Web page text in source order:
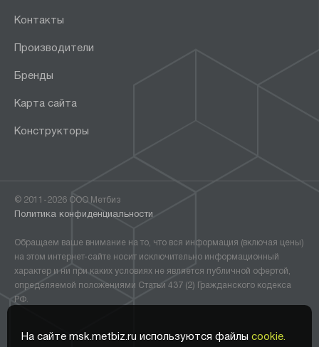
На сайте msk.metbiz.ru используются файлы cookie.
Контакты
Производители
Бренды
Карта сайта
Конструкторы
© 2011-2026 ООО Метбиз
Политика конфиденциальности
Обращаем ваше внимание на то, что вся информация (включая цены)
на этом интернет-сайте носит исключительно информационный
характер и ни при каких условиях не является публичной офертой,
определяемой положениями Статьи 437 (2) Гражданского кодекса
РФ.